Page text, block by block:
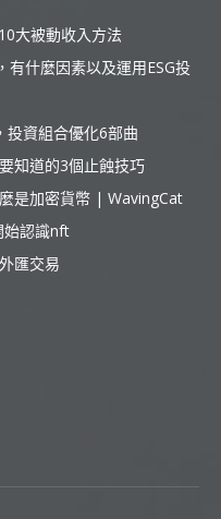
大被動收入方法
有什麼因素以及運用ESG投
投資組合優化6部曲
知道的3個止蝕技巧
是加密貨幣 | WavingCat
始認識nft
匯交易